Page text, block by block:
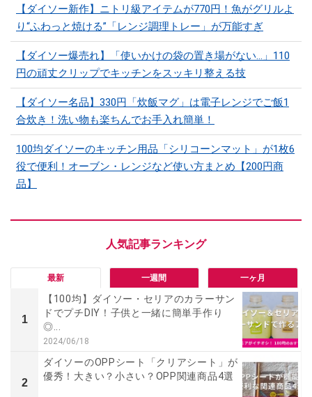
【ダイソー新作】ニトリ級アイテムが770円！魚がグリルよ
り“ふわっと焼ける”「レンジ調理トレー」が万能すぎ
【ダイソー爆売れ】「使いかけの袋の置き場がない…」110
円の頑丈クリップでキッチンをスッキリ整える技
【ダイソー名品】330円「炊飯マグ」は電子レンジでご飯1
合炊き！洗い物も楽ちんでお手入れ簡単！
100均ダイソーのキッチン用品「シリコーンマット」​​が1枚6
役で便利！オーブン・レンジなど使い方まとめ【200円商
品】
最新 一週間 一ヶ月
1
【100均】ダイソー・セリアのカラーサン
ドでプチDIY！子供と一緒に簡単手作り
◎...
2024/06/18
2
ダイソーのOPPシート「クリアシート」が
優秀！大きい？小さい？OPP関連商品4選